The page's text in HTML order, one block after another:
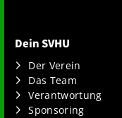
Dein SVHU
Der Verein
Das Team
Verantwortung
Sponsoring